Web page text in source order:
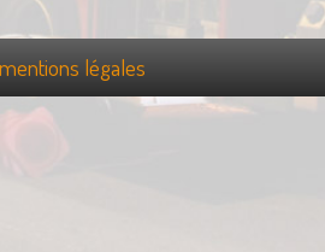
mentions légales